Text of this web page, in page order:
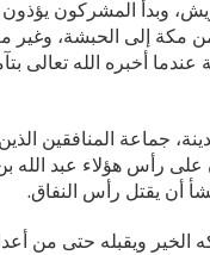
وبدأ المشركون
مكة إلى الحبشة، وغير
أخبره الله تعالى
جماعة المنافقين
على رأس هؤلاء عبد الله
أن يقتل رأس النفاق.
ويقبله حتى من